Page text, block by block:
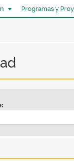
Programas y
AQUÍ